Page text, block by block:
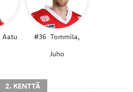
Aatu #36 Tommila,
Juho
2. KENTTÄ